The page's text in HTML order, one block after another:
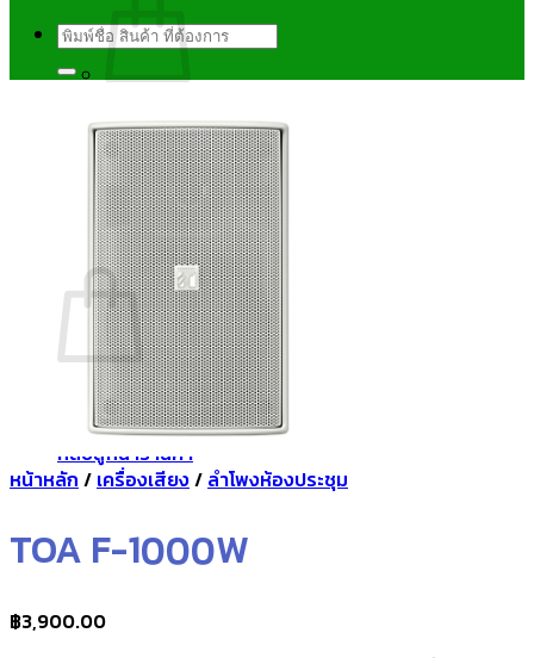
ไม่มีสินค้าในตะกร้า
กลับสู่หน้าร้านค้า
ตะกร้าสินค้า
ไม่มีสินค้าในตะกร้า
กลับสู่หน้าร้านค้า
ค้นหา:
หน้าหลัก / เครื่องเสียง/ ลำโพงห้องประชุม
TOA F-1000W
฿3,900.00